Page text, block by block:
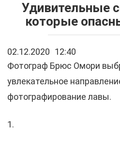
Удивительные
которые
02.12.2020 12:40
Фотограф Брюс Омори
увлекательное
фотографирование лавы.
1.